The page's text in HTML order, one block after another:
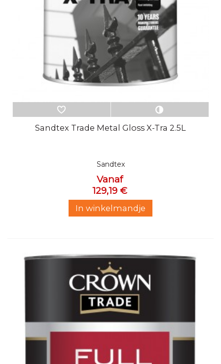
Sandtex Trade Metal Gloss X-Tra 2.5L
Sandtex
Vanaf
129,19 €
In winkelmandje